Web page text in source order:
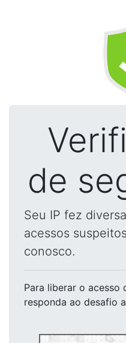
de
Seu IP fez
acessos
conosco.
Para liberar o acesso
responda ao desafio